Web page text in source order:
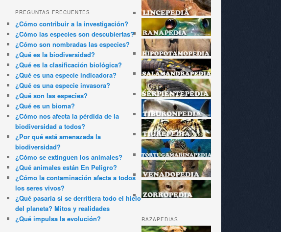
RAZAPEDIAS
PREGUNTAS FRECUENTES
¿Cómo contribuir a la investigación?
¿Cómo las especies son descubiertas?
¿Cómo son nombradas las especies?
¿Qué es la biodiversidad?
¿Qué es la clasificación biológica?
¿Qué es una especie indicadora?
¿Qué es una especie invasora?
¿Qué son las especies?
¿Qué es un bioma?
¿Cómo nos afecta la pérdida de la
biodiversidad a todos?
¿Por qué está amenazada la
biodiversidad?
¿Cómo se extinguen los animales?
¿Qué animales están En Peligro?
¿Cómo la contaminación afecta a todos
los seres vivos?
¿Qué pasaría si se derritiera todo el hielo
del planeta? Mitos y realidades
¿Qué impulsa la evolución?